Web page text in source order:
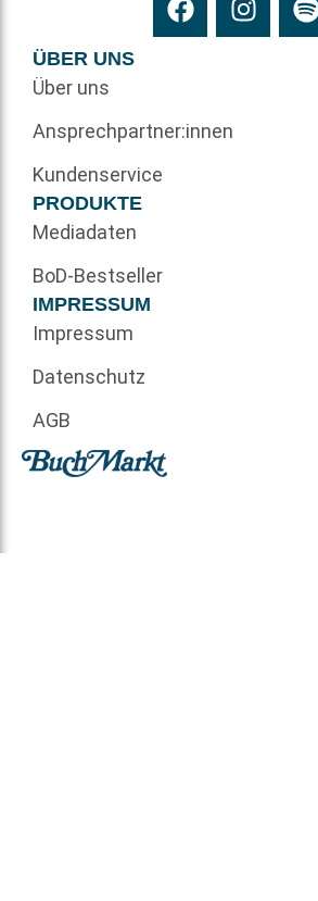
ÜBER UNS
Über uns
Ansprechpartner:innen
Kundenservice
PRODUKTE
Mediadaten
BoD-Bestseller
IMPRESSUM
Impressum
Datenschutz
AGB